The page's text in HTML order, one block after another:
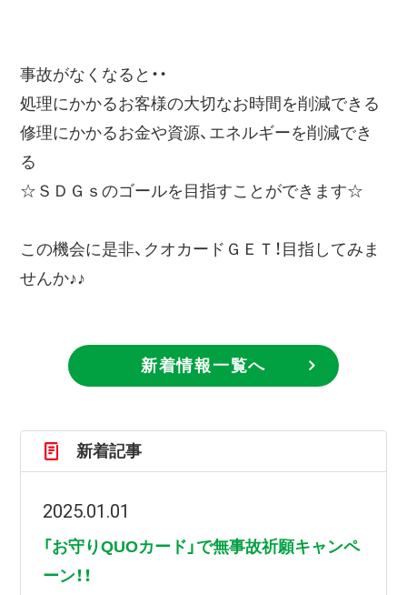
事故がなくなると・・
処理にかかるお客様の大切なお時間を削減できる
修理にかかるお金や資源、エネルギーを削減でき
る
☆ＳＤＧｓのゴールを目指すことができます☆
この機会に是非、クオカードＧＥＴ！目指してみま
せんか♪♪
新着情報一覧へ
新着記事
2025.01.01
「お守りQUOカード」で無事故祈願キャンペ
ーン！！